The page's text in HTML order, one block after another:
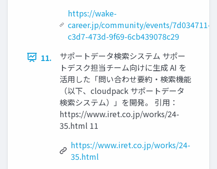
https://wake-
career.jp/community/events/7d034711-
c3d7-473d-9f69-6cb439078c29
11.
サポートデータ検索システム サポー
トデスク担当チーム向けに生成 AI を
活用した「問い合わせ要約・検索機能
（以下、cloudpack サポートデータ
検索システム）」を開発。 引用：
https://www.iret.co.jp/works/24-
35.html 11
https://www.iret.co.jp/works/24-
35.html